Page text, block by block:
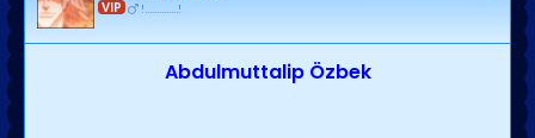
VIP !..............!
Abdulmuttalip Özbek